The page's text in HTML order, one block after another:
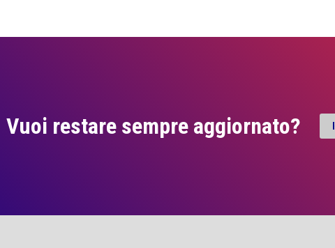
Vuoi restare sempre aggiornato?